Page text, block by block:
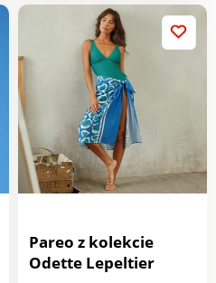
Pareo z kolekcie
Odette Lepeltier